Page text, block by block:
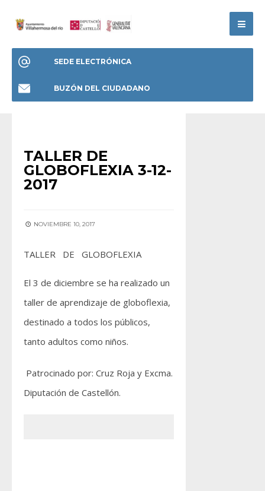
SEDE ELECTRÓNICA
BUZÓN DEL CIUDADANO
TALLER DE
GLOBOFLEXIA 3-12-
2017
NOVIEMBRE 10, 2017
TALLER DE GLOBOFLEXIA
El 3 de diciembre se ha realizado un
taller de aprendizaje de globoflexia,
destinado a todos los públicos,
tanto adultos como niños.
Patrocinado por: Cruz Roja y Excma.
Diputación de Castellón.